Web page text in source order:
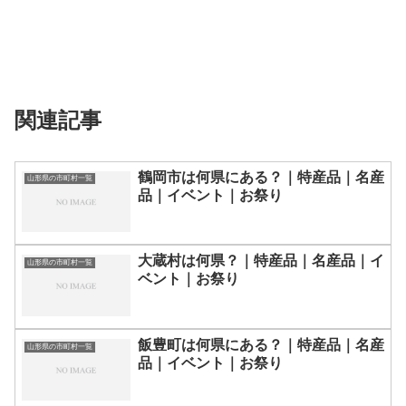
関連記事
山形県の市町村一覧
鶴岡市は何県にある？｜特産品｜名産
品｜イベント｜お祭り
山形県の市町村一覧
大蔵村は何県？｜特産品｜名産品｜イ
ベント｜お祭り
山形県の市町村一覧
飯豊町は何県にある？｜特産品｜名産
品｜イベント｜お祭り